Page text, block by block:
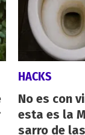
HACKS
No es con
esta es la
sarro de